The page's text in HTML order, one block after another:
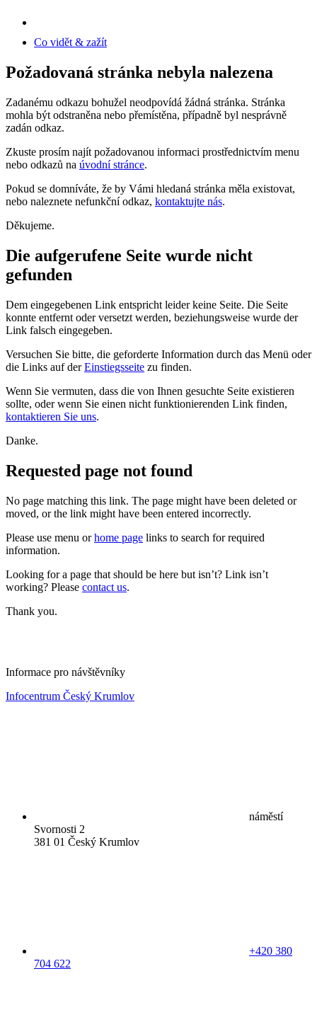
Co vidět & zažít
Požadovaná stránka nebyla nalezena
Zadanému odkazu bohužel neodpovídá žádná stránka. Stránka
mohla být odstraněna nebo přemístěna, případně byl nesprávně
zadán odkaz.
Zkuste prosím najít požadovanou informaci prostřednictvím menu
nebo odkazů na úvodní stránce.
Pokud se domníváte, že by Vámi hledaná stránka měla existovat,
nebo naleznete nefunkční odkaz, kontaktujte nás.
Děkujeme.
Die aufgerufene Seite wurde nicht
gefunden
Dem eingegebenen Link entspricht leider keine Seite. Die Seite
konnte entfernt oder versetzt werden, beziehungsweise wurde der
Link falsch eingegeben.
Versuchen Sie bitte, die geforderte Information durch das Menü oder
die Links auf derEinstiegsseite zu finden.
Wenn Sie vermuten, dass die von Ihnen gesuchte Seite existieren
sollte, oder wenn Sie einen nicht funktionierenden Link finden,
kontaktieren Sie uns.
Danke.
Requested page not found
No page matching this link. The page might have been deleted or
moved, or the link might have been entered incorrectly.
Please use menu orhome page links to search for required
information.
Looking for a page that should be here but isn’t? Link isn’t
working? Please contact us.
Thank you.
Informace pro návštěvníky
Infocentrum Český Krumlov
náměstí
Svornosti 2
381 01 Český Krumlov
+420 380
704 622